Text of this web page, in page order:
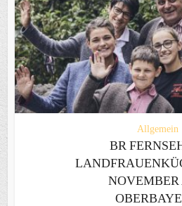
Allgemein
BR
NOVEMBER